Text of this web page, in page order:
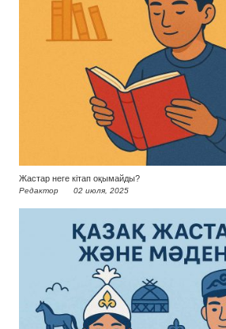
Жастар неге кітап оқымайды?
Редактор 02 июля, 2025